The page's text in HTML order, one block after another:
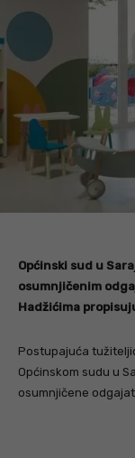
Općinski sud u
osumnjičenim
Hadžićima
Postupajuća
Općinskom sudu u
osumnjičene